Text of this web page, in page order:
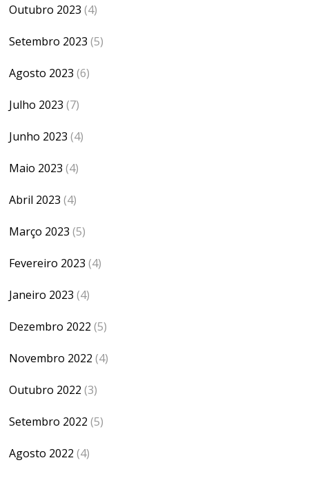
Outubro 2023 (4)
Setembro 2023 (5)
Agosto 2023 (6)
Julho 2023 (7)
Junho 2023 (4)
Maio 2023 (4)
Abril 2023 (4)
Março 2023 (5)
Fevereiro 2023 (4)
Janeiro 2023 (4)
Dezembro 2022 (5)
Novembro 2022 (4)
Outubro 2022 (3)
Setembro 2022 (5)
Agosto 2022 (4)